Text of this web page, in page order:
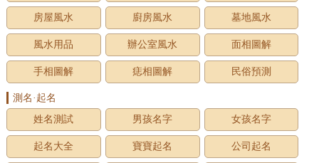
房屋風水 廚房風水 墓地風水
風水用品 辦公室風水 面相圖解
手相圖解 痣相圖解 民俗預測
測名·起名
姓名測試
男孩名字 女孩名字
起名大全 寶寶起名 公司起名